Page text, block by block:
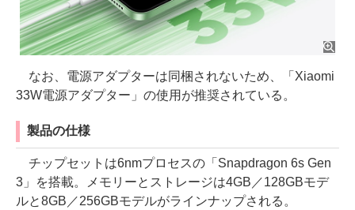
なお、電源アダプターは同梱されないため、「Xiaomi
33W電源アダプター」の使用が推奨されている。
製品の仕様
チップセットは6nmプロセスの「Snapdragon 6s Gen
3」を搭載。メモリーとストレージは4GB／128GBモデ
ルと8GB／256GBモデルがラインナップされる。